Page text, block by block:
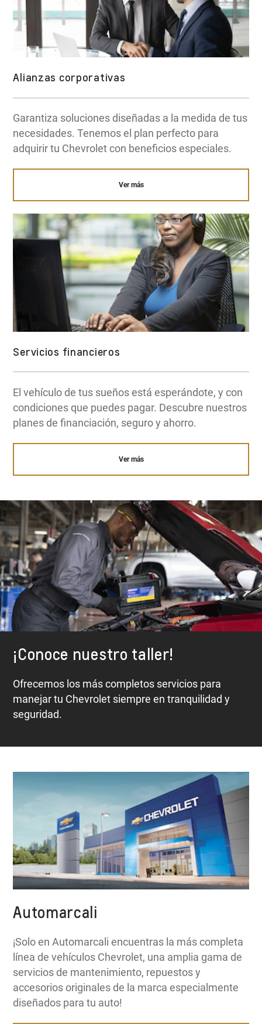
Alianzas corporativas
Garantiza soluciones diseñadas a la medida de tus
necesidades. Tenemos el plan perfecto para
adquirir tu Chevrolet con beneficios especiales.
Ver más
Servicios financieros
El vehículo de tus sueños está esperándote, y con
condiciones que puedes pagar. Descubre nuestros
planes de financiación, seguro y ahorro.
Ver más
¡Conoce nuestro taller!
Ofrecemos los más completos servicios para
manejar tu Chevrolet siempre en tranquilidad y
seguridad.
Automarcali
¡Solo en Automarcali encuentras la más completa
línea de vehículos Chevrolet, una amplia gama de
servicios de mantenimiento, repuestos y
accesorios originales de la marca especialmente
diseñados para tu auto!